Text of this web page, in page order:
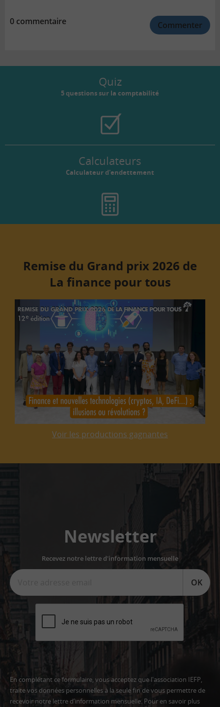
0 commentaire Commenter
Quiz
5 questions sur la comptabilité
Calculateurs
Calculateur d'endettement
Remise du Grand prix 2026 de
La finance pour tous
Voir les productions gagnantes
Newsletter
Recevez notre lettre d'information mensuelle
OK
En complétant ce formulaire, vous acceptez que l'association IEFP,
traite vos données personnelles à la seule fin de vous permettre de
recevoir notre lettre d’information mensuelle. Pour en savoir plus